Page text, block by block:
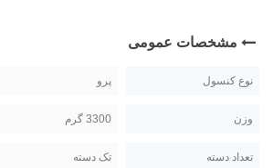
مشخصات عمومی
نوع کنسول پرو
وزن 3300 گرم
تعداد دسته تک دسته